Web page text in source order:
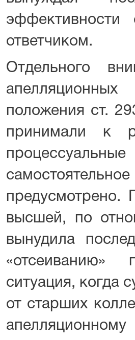
ответчиком.
Отдельного
положения ст.
принимали к
предусмотрено.
высшей, по
вынудила
«отсеиванию»
ситуация, когда
от старших